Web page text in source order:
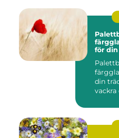
för
din trädgård
vackra